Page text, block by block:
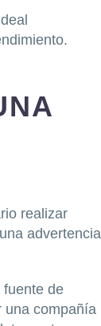
realizar
advertencia
fuente de
una compañía